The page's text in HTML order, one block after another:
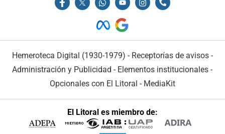
Hemeroteca Digital (1930-1979) - Receptorías de avisos -
Administración y Publicidad - Elementos institucionales -
Opcionales con El Litoral - MediaKit
El Litoral es miembro de: